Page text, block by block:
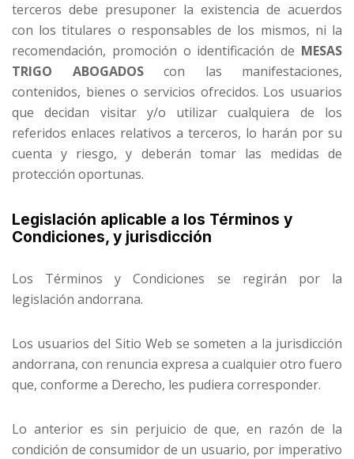
terceros debe presuponer la existencia de acuerdos
con los titulares o responsables de los mismos, ni la
recomendación, promoción o identificación de MESAS
TRIGO ABOGADOScon las manifestaciones,
contenidos, bienes o servicios ofrecidos. Los usuarios
que decidan visitar y/o utilizar cualquiera de los
referidos enlaces relativos a terceros, lo harán por su
cuenta y riesgo, y deberán tomar las medidas de
protección oportunas.
Legislación aplicable a los Términos y
Condiciones, y jurisdicción
Los Términos y Condiciones se regirán por la
legislación andorrana.
Los usuarios del Sitio Web se someten a la jurisdicción
andorrana, con renuncia expresa a cualquier otro fuero
que, conforme a Derecho, les pudiera corresponder.
Lo anterior es sin perjuicio de que, en razón de la
condición de consumidor de un usuario, por imperativo